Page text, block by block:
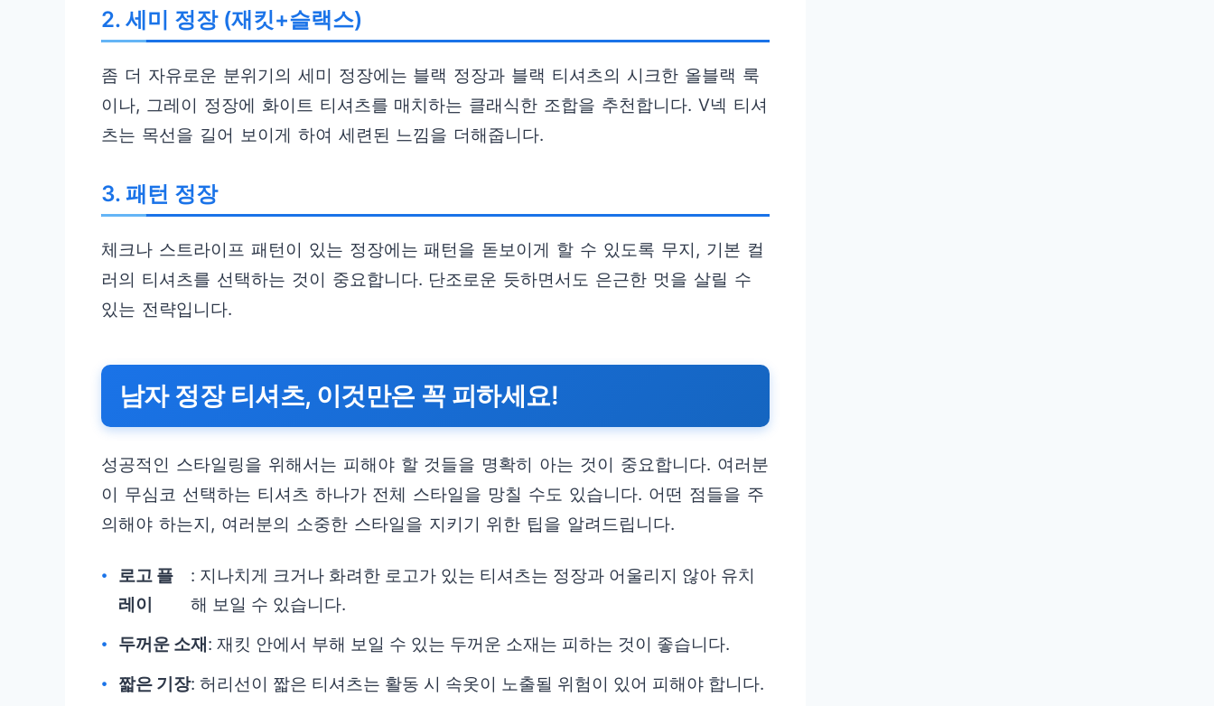
2. 세미 정장 (재킷+슬랙스)
좀 더 자유로운 분위기의 세미 정장에는 블랙 정장과 블랙 티셔츠의 시크한 올블랙 룩
이나, 그레이 정장에 화이트 티셔츠를 매치하는 클래식한 조합을 추천합니다. V넥 티셔
츠는 목선을 길어 보이게 하여 세련된 느낌을 더해줍니다.
3. 패턴 정장
체크나 스트라이프 패턴이 있는 정장에는 패턴을 돋보이게 할 수 있도록 무지, 기본 컬
러의 티셔츠를 선택하는 것이 중요합니다. 단조로운 듯하면서도 은근한 멋을 살릴 수
있는 전략입니다.
남자 정장 티셔츠, 이것만은 꼭 피하세요!
성공적인 스타일링을 위해서는 피해야 할 것들을 명확히 아는 것이 중요합니다. 여러분
이 무심코 선택하는 티셔츠 하나가 전체 스타일을 망칠 수도 있습니다. 어떤 점들을 주
의해야 하는지, 여러분의 소중한 스타일을 지키기 위한 팁을 알려드립니다.
로고 플
레이
: 지나치게 크거나 화려한 로고가 있는 티셔츠는 정장과 어울리지 않아 유치
해 보일 수 있습니다.
두꺼운 소재 : 재킷 안에서 부해 보일 수 있는 두꺼운 소재는 피하는 것이 좋습니다.
짧은 기장: 허리선이 짧은 티셔츠는 활동 시 속옷이 노출될 위험이 있어 피해야 합니다.